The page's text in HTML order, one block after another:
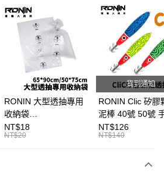
21家銀行
第一商業銀行
彰化商業銀行
台北富邦商業銀行
兆豐國際商業銀行
台中商業銀行
華泰商業銀行
RONIN 大型透抽專用
收納袋
65*90cm/50*75cm 台
灣製SGS檢驗無毒 加
NT$18
NT$20
貨到通知
RONIN Clic 矽膠
泥棒 40號 50號
抽專用泥棒 布卷
B297
NT$126
NT$140